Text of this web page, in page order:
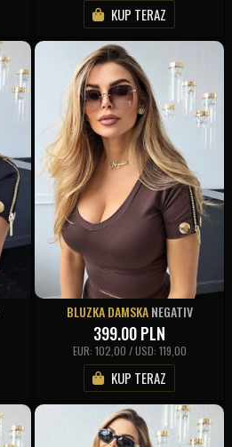
KUP TERAZ
BLUZKA DAMSKANEGATIV
399.00PLN
EUR: 102,00 / USD: 119,00
KUP TERAZ